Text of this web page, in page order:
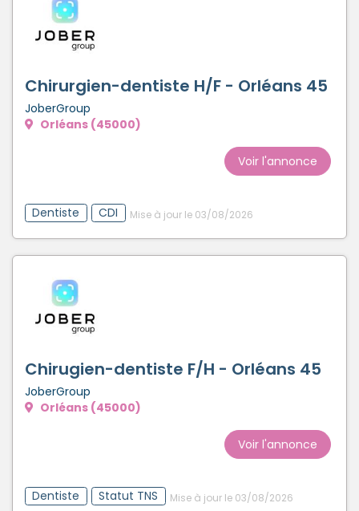
Chirurgien-dentiste H/F - Orléans 45
JoberGroup
Orléans (45000)
Voir l'annonce
Dentiste CDI Mise à jour le 03/08/2026
Chirugien-dentiste F/H - Orléans 45
JoberGroup
Orléans (45000)
Voir l'annonce
Dentiste Statut TNS Mise à jour le 03/08/2026